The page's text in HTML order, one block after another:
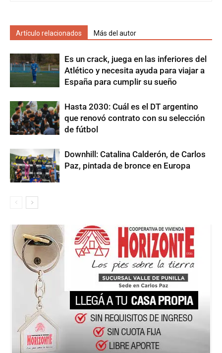
Artículo relacionados Más del autor
Es un crack, juega en las inferiores del
Atlético y necesita ayuda para viajar a
España para cumplir su sueño
Hasta 2030: Cuál es el DT argentino
que renovó contrato con su selección
de fútbol
Downhill: Catalina Calderón, de Carlos
Paz, pintada de bronce en Europa